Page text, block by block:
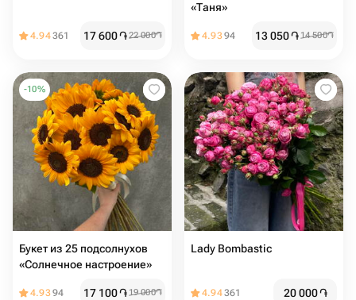
4.94361 17 600֏22 000֏
«Таня»
4.9394 13 050֏14 500֏
-10%
Букет из 25 подсолнухов
«Солнечное настроение»
4.9394 17 100֏19 000֏
Lady Bombastic
4.94361 20 000֏